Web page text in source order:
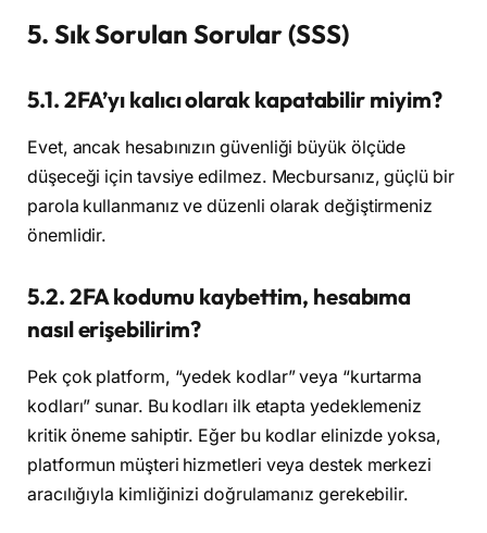
5. Sık Sorulan Sorular (SSS)
5.1. 2FA’yı kalıcı olarak kapatabilir miyim?
Evet, ancak hesabınızın güvenliği büyük ölçüde
düşeceği için tavsiye edilmez. Mecbursanız, güçlü bir
parola kullanmanız ve düzenli olarak değiştirmeniz
önemlidir.
5.2. 2FA kodumu kaybettim, hesabıma
nasıl erişebilirim?
Pek çok platform, “yedek kodlar” veya “kurtarma
kodları” sunar. Bu kodları ilk etapta yedeklemeniz
kritik öneme sahiptir. Eğer bu kodlar elinizde yoksa,
platformun müşteri hizmetleri veya destek merkezi
aracılığıyla kimliğinizi doğrulamanız gerekebilir.